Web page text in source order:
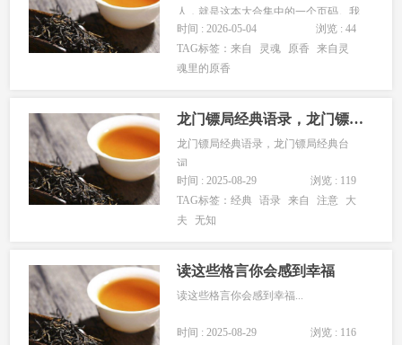
人，就是这本大合集中的一个页码。我
常想，一座城市要是没有书香浸润，就
和没有绿树、草坪一样荒芜。一座没有
书香墨韵流动的城市，就是失去了温润
城里一条巷子卖卤肉，平时在城里闲
逛，去...
时间 : 2026-05-04
浏览 : 44
TAG标签：来自 灵魂 原香
来自灵
魂里的原香
龙门镖局经典语录，龙门镖局经典台词
龙门镖局经典语录，龙门镖局经典台
词...
时间 : 2025-08-29
浏览 : 119
TAG标签：经典 语录 来自 注意
大
夫
无知
读这些格言你会感到幸福
读这些格言你会感到幸福...
时间 : 2025-08-29
浏览 : 116